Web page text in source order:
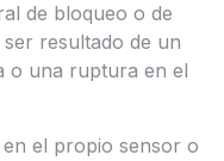
de bloqueo o de
resultado de un
o una ruptura en el
el propio sensor o